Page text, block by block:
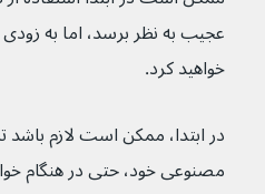
عجیب به نظر برسد، اما به
خواهید کرد.
در ابتدا، ممکن است لازم
مصنوعی خود، حتی در هنگام